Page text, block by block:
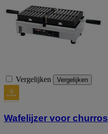
Vergelijken Vergelijken
Wafelijzer voor churros